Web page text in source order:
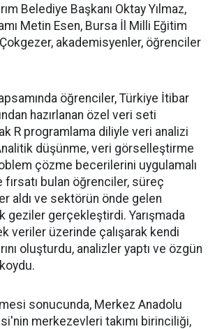
Belediye Başkanı Oktay Yılmaz,
Metin Esen, Bursa İl Milli Eğitim
akademisyenler, öğrenciler
öğrenciler, Türkiye İtibar
hazırlanan özel veri seti
R programlama diliyle veri analizi
düşünme, veri görselleştirme
çözme becerilerini uygulamalı
bulan öğrenciler, süreç
aldı ve sektörün önde gelen
geziler gerçekleştirdi. Yarışmada
veriler üzerinde çalışarak kendi
oluşturdu, analizler yaptı ve özgün
sonucunda, Merkez Anadolu
merkezevleri takımı birinciliği,